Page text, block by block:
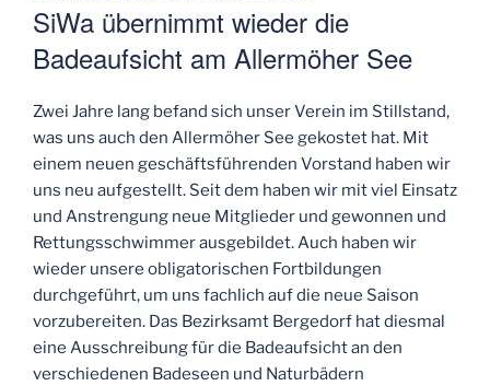
SiWa übernimmt wieder die
Badeaufsicht am Allermöher See
Zwei Jahre lang befand sich unser Verein im Stillstand,
was uns auch den Allermöher See gekostet hat. Mit
einem neuen geschäftsführenden Vorstand haben wir
uns neu aufgestellt. Seit dem haben wir mit viel Einsatz
und Anstrengung neue Mitglieder und gewonnen und
Rettungsschwimmer ausgebildet. Auch haben wir
wieder unsere obligatorischen Fortbildungen
durchgeführt, um uns fachlich auf die neue Saison
vorzubereiten. Das Bezirksamt Bergedorf hat diesmal
eine Ausschreibung für die Badeaufsicht an den
verschiedenen Badeseen und Naturbädern